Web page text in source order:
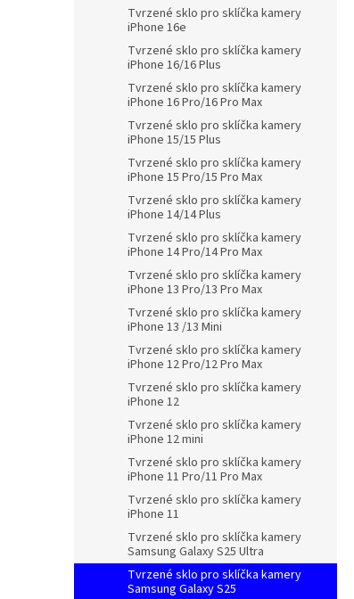
Tvrzené sklo pro sklíčka kamery
iPhone 16e
Tvrzené sklo pro sklíčka kamery
iPhone 16/16 Plus
Tvrzené sklo pro sklíčka kamery
iPhone 16 Pro/16 Pro Max
Tvrzené sklo pro sklíčka kamery
iPhone 15/15 Plus
Tvrzené sklo pro sklíčka kamery
iPhone 15 Pro/15 Pro Max
Tvrzené sklo pro sklíčka kamery
iPhone 14/14 Plus
Tvrzené sklo pro sklíčka kamery
iPhone 14 Pro/14 Pro Max
Tvrzené sklo pro sklíčka kamery
iPhone 13 Pro/13 Pro Max
Tvrzené sklo pro sklíčka kamery
iPhone 13 /13 Mini
Tvrzené sklo pro sklíčka kamery
iPhone 12 Pro/12 Pro Max
Tvrzené sklo pro sklíčka kamery
iPhone 12
Tvrzené sklo pro sklíčka kamery
iPhone 12 mini
Tvrzené sklo pro sklíčka kamery
iPhone 11 Pro/11 Pro Max
Tvrzené sklo pro sklíčka kamery
iPhone 11
Tvrzené sklo pro sklíčka kamery
Samsung Galaxy S25 Ultra
Tvrzené sklo pro sklíčka kamery
Samsung Galaxy S25